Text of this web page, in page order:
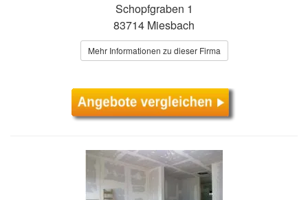
Schopfgraben 1
83714 Miesbach
Mehr Informationen zu dieser Firma